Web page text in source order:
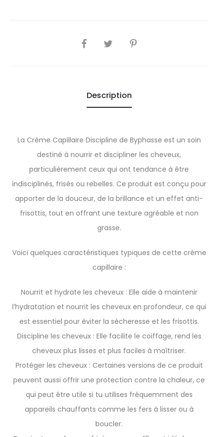
SHARE
Description
La Crème Capillaire Discipline de Byphasse est un soin
destiné à nourrir et discipliner les cheveux,
particulièrement ceux qui ont tendance à être
indisciplinés, frisés ou rebelles. Ce produit est conçu pour
apporter de la douceur, de la brillance et un effet anti-
frisottis, tout en offrant une texture agréable et non
grasse.
Voici quelques caractéristiques typiques de cette crème
capillaire :
Nourrit et hydrate les cheveux : Elle aide à maintenir
l’hydratation et nourrit les cheveux en profondeur, ce qui
est essentiel pour éviter la sécheresse et les frisottis.
Discipline les cheveux : Elle facilite le coiffage, rend les
cheveux plus lisses et plus faciles à maîtriser.
Protéger les cheveux : Certaines versions de ce produit
peuvent aussi offrir une protection contre la chaleur, ce
qui peut être utile si tu utilises fréquemment des
appareils chauffants comme les fers à lisser ou à
boucler.